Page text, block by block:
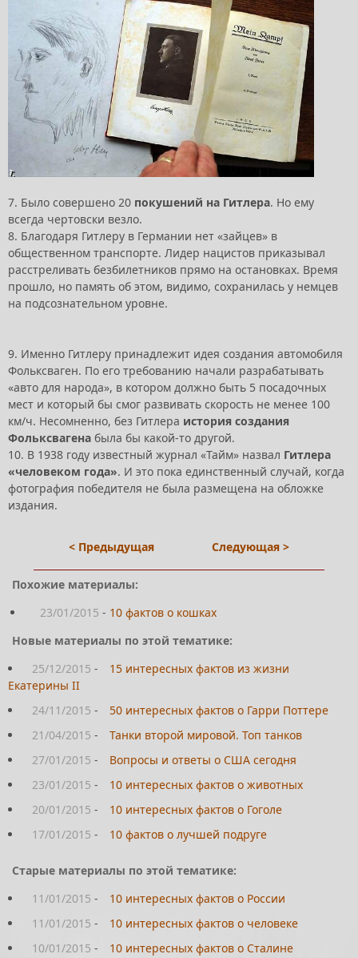
7. Было совершено 20 покушений на Гитлера. Но ему
всегда чертовски везло.
8. Благодаря Гитлеру в Германии нет «зайцев» в
общественном транспорте. Лидер нацистов приказывал
расстреливать безбилетников прямо на остановках. Время
прошло, но память об этом, видимо, сохранилась у немцев
на подсознательном уровне.
9. Именно Гитлеру принадлежит идея создания автомобиля
Фольксваген. По его требованию начали разрабатывать
«авто для народа», в котором должно быть 5 посадочных
мест и который бы смог развивать скорость не менее 100
км/ч. Несомненно, без Гитлера история создания
Фольксвагена была бы какой-то другой.
10. В 1938 году известный журнал «Тайм» назвал Гитлера
«человеком года». И это пока единственный случай, когда
фотография победителя не была размещена на обложке
издания.
< Предыдущая Следующая >
Похожие материалы:
23/01/2015 - 10 фактов о кошках
Новые материалы по этой тематике:
25/12/2015 -
15 интересных фактов из жизни
Екатерины II
24/11/2015 -
50 интересных фактов о Гарри Поттере
21/04/2015 -
Танки второй мировой. Топ танков
27/01/2015 -
Вопросы и ответы о США сегодня
23/01/2015 -
10 интересных фактов о животных
20/01/2015 -
10 интересных фактов о Гоголе
17/01/2015 - 10 фактов о лучшей подруге
Старые материалы по этой тематике:
11/01/2015 -
10 интересных фактов о России
11/01/2015 -
10 интересных фактов о человеке
10/01/2015 - 10 интересных фактов о Сталине